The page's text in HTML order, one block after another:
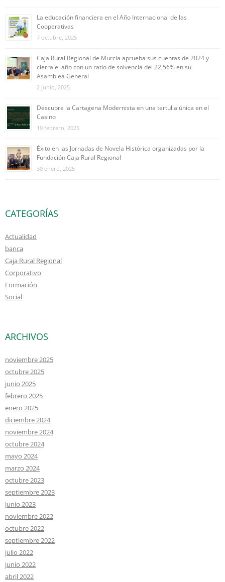
La educación financiera en el Año Internacional de las
Cooperativas
7 octubre, 2025
Caja Rural Regional de Murcia aprueba sus cuentas de 2024 y
cierra el año con un ratio de solvencia del 22,56% en su
Asamblea General
2 junio, 2025
Descubre la Cartagena Modernista en una tertulia única en el
Casino
19 febrero, 2025
Éxito en las Jornadas de Novela Histórica organizadas por la
Fundación Caja Rural Regional
30 enero, 2025
CATEGORÍAS
Actualidad
banca
Caja Rural Regional
Corporativo
Formación
Social
ARCHIVOS
noviembre 2025
octubre 2025
junio 2025
febrero 2025
enero 2025
diciembre 2024
noviembre 2024
octubre 2024
mayo 2024
marzo 2024
octubre 2023
septiembre 2023
junio 2023
noviembre 2022
octubre 2022
septiembre 2022
julio 2022
junio 2022
abril 2022